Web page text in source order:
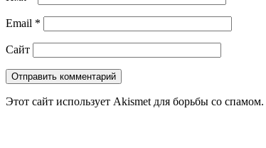
Email *
Сайт
Этот сайт использует Akismet для борьбы со спамом.